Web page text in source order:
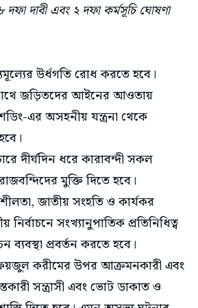
দফা দাবী এবং ২ দফা কর্মসূচি ঘোষণা
উর্ধগতি রোধ করতে হবে।
জড়িতদের আইনের আওতায়
এর অসহনীয় যন্ত্রনা থেকে
দীর্ঘদিন ধরে কারাবন্দী সকল
মুক্তি দিতে হবে।
জাতীয় সংহতি ও কার্যকর
নির্বাচনে সংখ্যানুপাতিক প্রতিনিধিত্ব
ব্যবস্থা প্রবর্তন করতে হবে।
করীমের উপর আক্রমনকারী এবং
সন্ত্রাসী এবং ভোট ডাকাত ও